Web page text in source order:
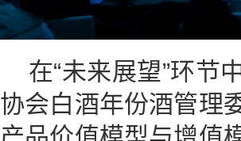
在“未来展望”环节
协会白酒年份酒管理